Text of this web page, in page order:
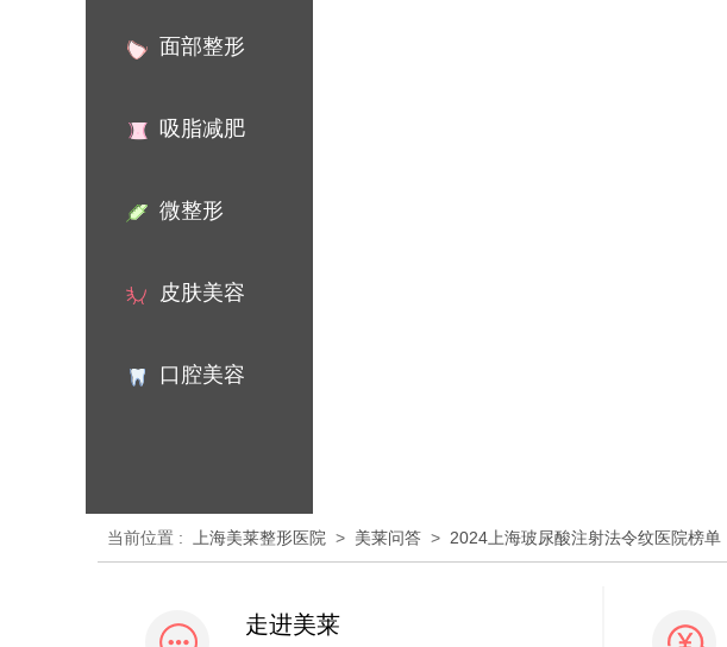
面部整形
吸脂减肥
微整形
皮肤美容
口腔美容
当前位置 : 上海美莱整形医院 > 美莱问答 > 2024上海玻尿酸注射法令纹医院榜
走进美莱